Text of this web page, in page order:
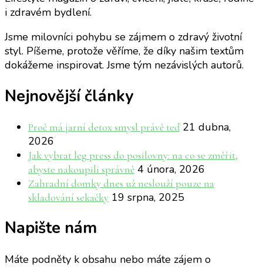
i zdravém bydlení.
Jsme milovníci pohybu se zájmem o zdravý životní
styl. Píšeme, protože věříme, že díky našim textům
dokážeme inspirovat. Jsme tým nezávislých autorů.
Nejnovější články
Proč má jarní detox smysl právě teď 21 dubna,
2026
Jak vybrat leg press do posilovny: na co se změřit,
abyste nakoupili správně 4 února, 2026
Zahradní domky dnes už neslouží pouze na
skladování sekačky 19 srpna, 2025
Napište nám
Máte podněty k obsahu nebo máte zájem o